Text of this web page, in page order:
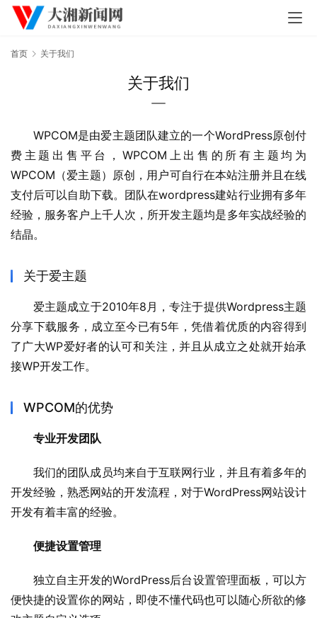
首页 关于我们
关于我们
WPCOM是由爱主题团队建立的一个WordPress原创付
费主题出售平台，WPCOM上出售的所有主题均为
WPCOM（爱主题）原创，用户可自行在本站注册并且在线
支付后可以自助下载。团队在wordpress建站行业拥有多年
经验，服务客户上千人次，所开发主题均是多年实战经验的
结晶。
关于爱主题
爱主题成立于2010年8月，专注于提供Wordpress主题
分享下载服务，成立至今已有5年，凭借着优质的内容得到
了广大WP爱好者的认可和关注，并且从成立之处就开始承
接WP开发工作。
WPCOM的优势
专业开发团队
我们的团队成员均来自于互联网行业，并且有着多年的
开发经验，熟悉网站的开发流程，对于WordPress网站设计
开发有着丰富的经验。
便捷设置管理
独立自主开发的WordPress后台设置管理面板，可以方
便快捷的设置你的网站，即使不懂代码也可以随心所欲的修